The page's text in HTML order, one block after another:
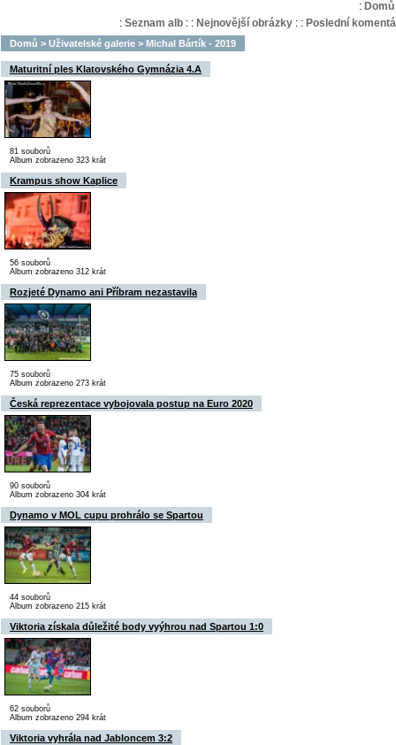
: Domů
: Seznam alb: : Nejnovější obrázky: : Poslední
Domů > Uživatelské galerie > Michal Bártík - 2019
Maturitní ples Klatovského Gymnázia 4.A
81 souborů
Album zobrazeno 323 krát
Krampus show Kaplice
56 souborů
Album zobrazeno 312 krát
Rozjeté Dynamo ani Příbram nezastavila
75 souborů
Album zobrazeno 273 krát
Česká reprezentace vybojovala postup na Euro 2020
90 souborů
Album zobrazeno 304 krát
Dynamo v MOL cupu prohrálo se Spartou
44 souborů
Album zobrazeno 215 krát
Viktoria získala důležité body vyýhrou nad Spartou 1:0
62 souborů
Album zobrazeno 294 krát
Viktoria vyhrála nad Jabloncem 3:2